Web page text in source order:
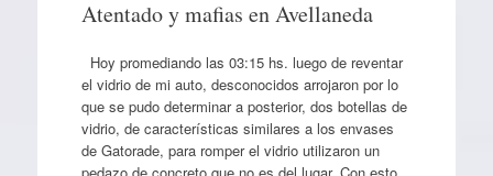
Atentado y mafias en Avellaneda
Hoy promediando las 03:15 hs. luego de reventar
el vidrio de mi auto, desconocidos arrojaron por lo
que se pudo determinar a posterior, dos botellas de
vidrio, de características similares a los envases
de Gatorade, para romper el vidrio utilizaron un
pedazo de concreto que no es del lugar. Con esto